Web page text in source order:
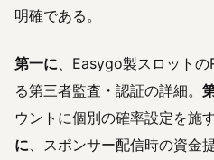
明確である。
第一に、Easygo製スロット
る第三者監査・認証の詳細。
ウントに個別の確率設定を施
に、スポンサー配信時の資金